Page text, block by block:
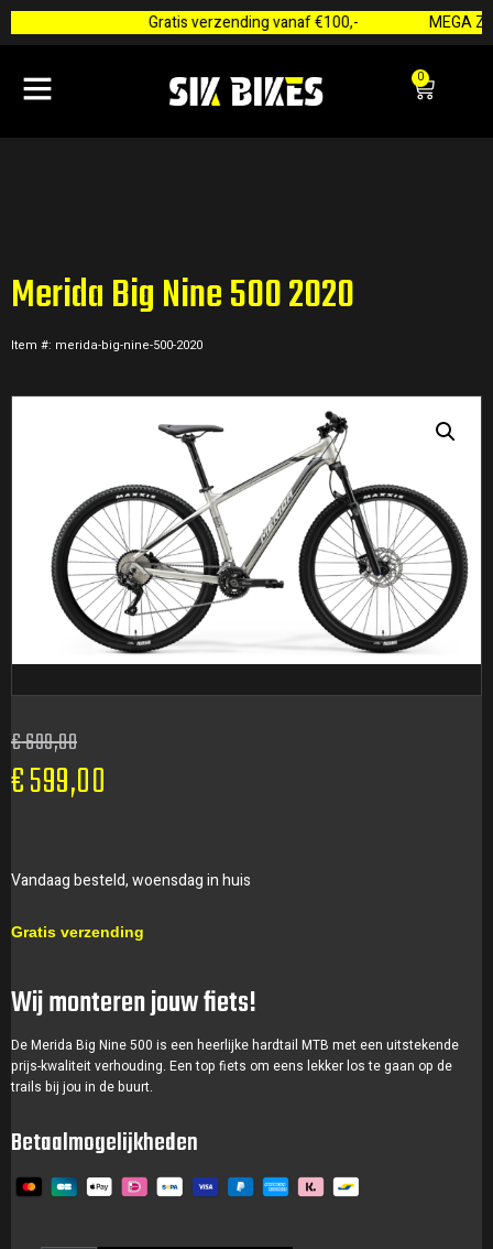
Gratis verzending vanaf €100,- MEGA
0
Merida Big Nine 500 2020
Item #: merida-big-nine-500-2020
€699,00
€599,00
Vandaag besteld, woensdag in huis
Gratis verzending
Wij monteren jouw fiets!
De Merida Big Nine 500 is een heerlijke hardtail MTB met een uitstekende
prijs-kwaliteit verhouding. Een top fiets om eens lekker los te gaan op de
trails bij jou in de buurt.
Betaalmogelijkheden